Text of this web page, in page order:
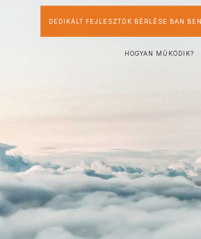
DEDIKÁLT FEJLESZTŐK BÉRLÉSE BAN
HOGYAN MŰKÖDIK?